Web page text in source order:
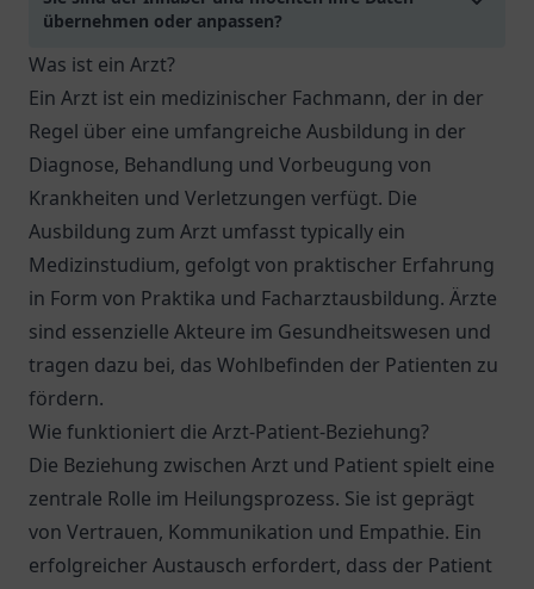
übernehmen oder anpassen?
Was ist ein Arzt?
Ein Arzt ist ein medizinischer Fachmann, der in der
Regel über eine umfangreiche Ausbildung in der
Diagnose, Behandlung und Vorbeugung von
Krankheiten und Verletzungen verfügt. Die
Ausbildung zum Arzt umfasst typically ein
Medizinstudium, gefolgt von praktischer Erfahrung
in Form von Praktika und Facharztausbildung. Ärzte
sind essenzielle Akteure im Gesundheitswesen und
tragen dazu bei, das Wohlbefinden der Patienten zu
fördern.
Wie funktioniert die Arzt-Patient-Beziehung?
Die Beziehung zwischen Arzt und Patient spielt eine
zentrale Rolle im Heilungsprozess. Sie ist geprägt
von Vertrauen, Kommunikation und Empathie. Ein
erfolgreicher Austausch erfordert, dass der Patient